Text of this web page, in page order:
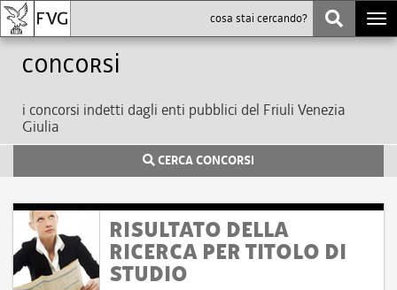
Concorsi
i concorsi indetti dagli enti pubblici del Friuli Venezia
Giulia
CERCA CONCORSI
RISULTATO DELLA
RICERCA PER TITOLO DI
STUDIO